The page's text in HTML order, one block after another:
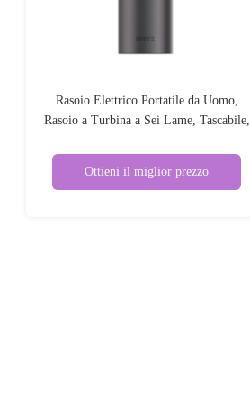
Rasoio Elettrico Portatile da Uomo,
Rasoio a Turbina a Sei Lame, Tascabile,
Alimentato da USB, Rotante, per Viso e
Corpo, Uso Domestico 1
Ottieni il miglior prezzo